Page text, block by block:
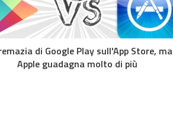
di Google Play sull'App Store, ma
Apple guadagna molto di più